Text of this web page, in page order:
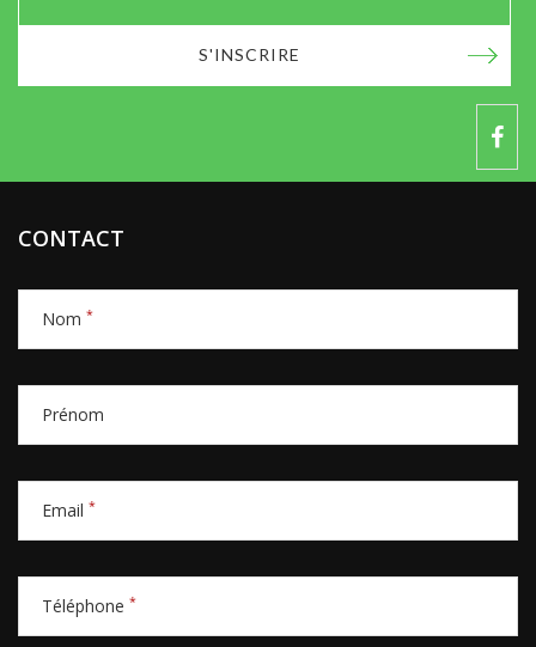
S'INSCRIRE
CONTACT
Nom *
Prénom
Email *
Téléphone *